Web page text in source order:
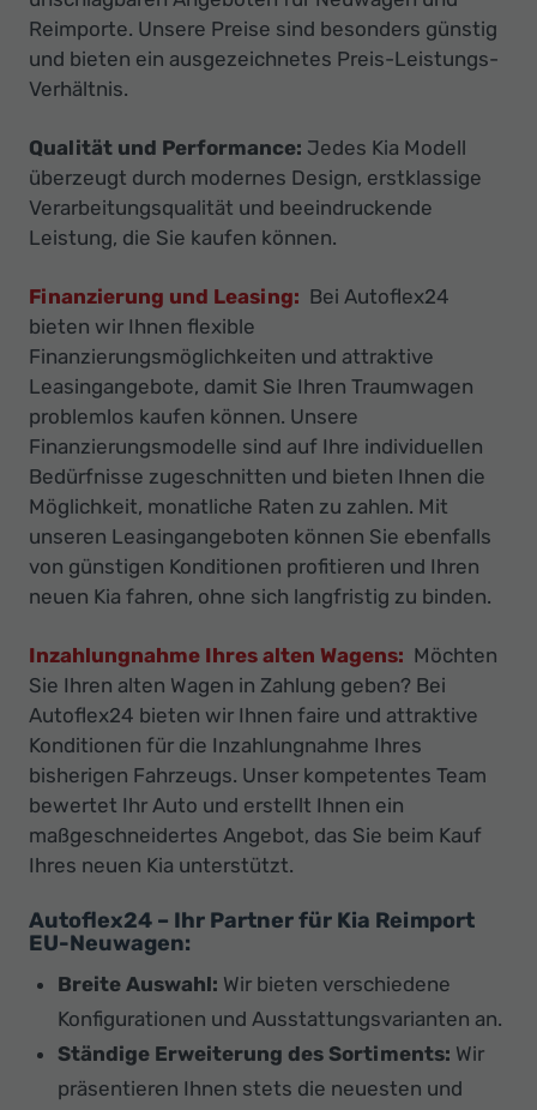
Reimporte. Unsere Preise sind besonders günstig
und bieten ein ausgezeichnetes Preis-Leistungs-
Verhältnis.
Qualität und Performance: Jedes Kia Modell
überzeugt durch modernes Design, erstklassige
Verarbeitungsqualität und beeindruckende
Leistung, die Sie kaufen können.
Finanzierung und Leasing: Bei Autoflex24
bieten wir Ihnen flexible
Finanzierungsmöglichkeiten und attraktive
Leasingangebote, damit Sie Ihren Traumwagen
problemlos kaufen können. Unsere
Finanzierungsmodelle sind auf Ihre individuellen
Bedürfnisse zugeschnitten und bieten Ihnen die
Möglichkeit, monatliche Raten zu zahlen. Mit
unseren Leasingangeboten können Sie ebenfalls
von günstigen Konditionen profitieren und Ihren
neuen Kia fahren, ohne sich langfristig zu binden.
Inzahlungnahme Ihres alten Wagens: Möchten
Sie Ihren alten Wagen in Zahlung geben? Bei
Autoflex24 bieten wir Ihnen faire und attraktive
Konditionen für die Inzahlungnahme Ihres
bisherigen Fahrzeugs. Unser kompetentes Team
bewertet Ihr Auto und erstellt Ihnen ein
maßgeschneidertes Angebot, das Sie beim Kauf
Ihres neuen Kia unterstützt.
Autoflex24 – Ihr Partner für Kia Reimport
EU-Neuwagen:
Breite Auswahl: Wir bieten verschiedene
Konfigurationen und Ausstattungsvarianten an.
Ständige Erweiterung des Sortiments: Wir
präsentieren Ihnen stets die neuesten und